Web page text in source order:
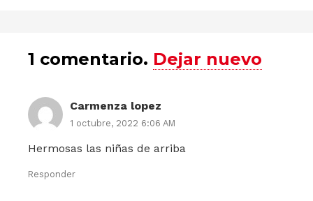
1 comentario. Dejar nuevo
Carmenza lopez
1 octubre, 2022 6:06 AM
Hermosas las niñas de arriba
Responder